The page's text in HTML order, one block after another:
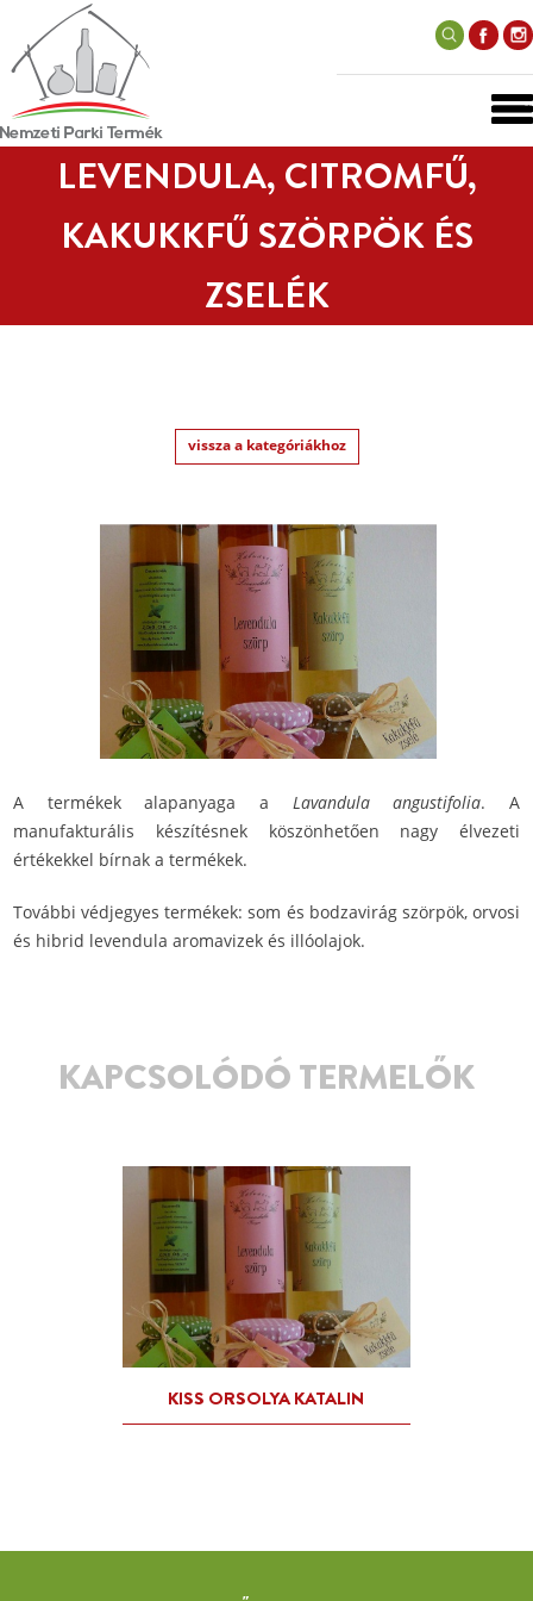
LEVENDULA, CITROMFŰ,
KAKUKKFŰ SZÖRPÖK ÉS
ZSELÉK
vissza a kategóriákhoz
A termékek alapanyaga a Lavandula angustifolia. A
manufakturális készítésnek köszönhetően nagy élvezeti
értékekkel bírnak a termékek.
További védjegyes termékek: som és bodzavirág szörpök, orvosi
és hibrid levendula aromavizek és illóolajok.
KAPCSOLÓDÓ TERMELŐK